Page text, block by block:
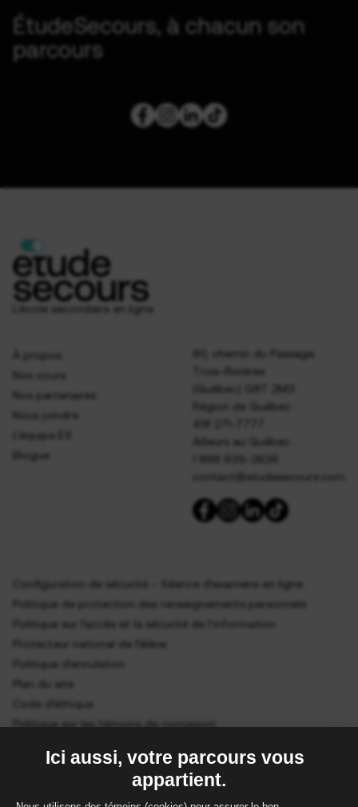
ÉtudeSecours, à chacun son
parcours
L’école secondaire en ligne
Nos partenaires
Nous joindre
L’équipe ÉS
Blogue
90, chemin du Passage
Trois-Rivières
(Québec) G8T 2M3
Région de Québec :
Ailleurs au Québec :
contact@etudesecours.com
Configuration de sécurité – Séance d’examens en ligne
Politique de protection des renseignements personnels
Politique sur l’accès et la sécurité de l’information
Protecteur national de l’élève
Politique d’annulation
Plan du site
Code d’éthique
Politique sur les témoins de connexion
ÉtudeSecours (ÉS) est un organisme accrédité et reconnu par le